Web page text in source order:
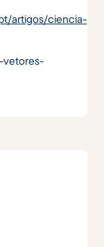
artigos/ciencia-
vetores-